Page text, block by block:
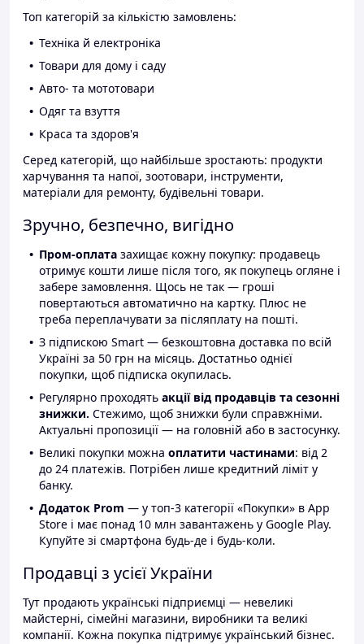
Топ категорій за кількістю замовлень:
Техніка й електроніка
Товари для дому і саду
Авто- та мототовари
Одяг та взуття
Краса та здоров'я
Серед категорій, що найбільше зростають: продукти
харчування та напої, зоотовари, інструменти,
матеріали для ремонту, будівельні товари.
Зручно, безпечно, вигідно
Пром-оплата захищає кожну покупку: продавець
отримує кошти лише після того, як покупець огляне і
забере замовлення. Щось не так — гроші
повертаються автоматично на картку. Плюс не
треба переплачувати за післяплату на пошті.
З підпискою Smart — безкоштовна доставка по всій
Україні за 50 грн на місяць. Достатньо однієї
покупки, щоб підписка окупилась.
Регулярно проходять акції від продавців та сезонні
знижки. Стежимо, щоб знижки були справжніми.
Актуальні пропозиції — на головній або в застосунку.
Великі покупки можна оплатити частинами: від 2
до 24 платежів. Потрібен лише кредитний ліміт у
банку.
Додаток Prom — у топ-3 категорії «Покупки» в App
Store і має понад 10 млн завантажень у Google Play.
Купуйте зі смартфона будь-де і будь-коли.
Продавці з усієї України
Тут продають українські підприємці — невеликі
майстерні, сімейні магазини, виробники та великі
компанії. Кожна покупка підтримує український бізнес.